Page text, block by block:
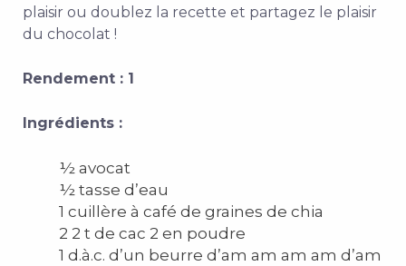
plaisir ou doublez la recette et partagez le plaisir
du chocolat !
Rendement : 1
Ingrédients :
½ avocat
½ tasse d’eau
1 cuillère à café de graines de chia
2 2 t de cac 2 en poudre
1 d.à.c. d’un beurre d’am am am am d’am